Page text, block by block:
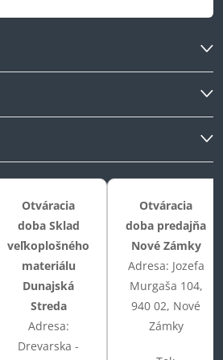
Otváracia
doba Sklad
veľkoplošného
materiálu
Dunajská
Streda
Adresa:
Drevarska -
Otváracia
doba predajňa
Nové Zámky
Adresa: Jozefa
Murgaša 104,
940 02, Nové
Zámky